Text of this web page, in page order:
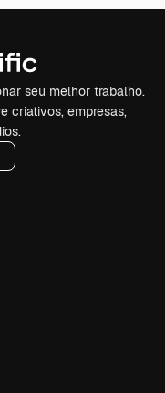
seu melhor trabalho.
criativos, empresas,